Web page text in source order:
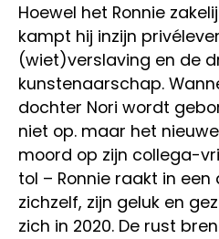
Hoewel het Ronnie
kampt hij inzijn
(wiet)verslaving en de
kunstenaarschap.
dochter Nori wordt
niet op. maar het
moord op zijn collega-
tol – Ronnie raakt in
zichzelf, zijn geluk en
zich in 2020. De rust